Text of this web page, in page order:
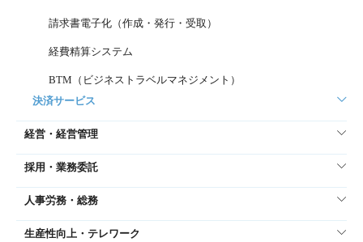
請求書電子化（作成・発行・受取）
経費精算システム
BTM（ビジネストラベルマネジメント）
決済サービス
経営・経営管理
採用・業務委託
人事労務・総務
生産性向上・テレワーク